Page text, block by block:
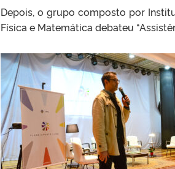
Depois, o grupo composto por
Física e Matemática debateu